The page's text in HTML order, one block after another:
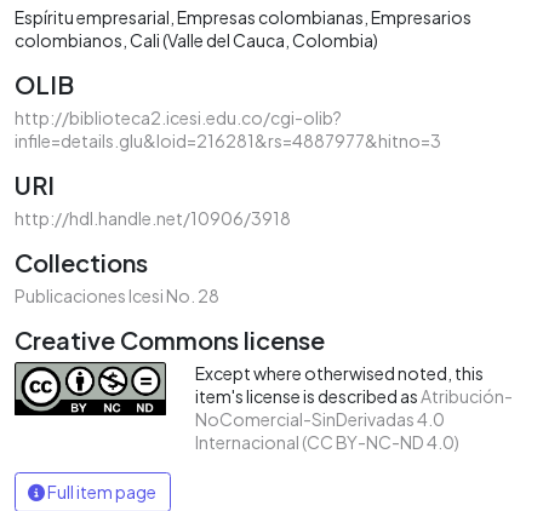
Espíritu empresarial Empresas colombianas Empresarios
colombianos Cali (Valle del Cauca, Colombia)
OLIB
http://biblioteca2.icesi.edu.co/cgi-olib?
infile=details.glu&loid=216281&rs=4887977&hitno=3
URI
http://hdl.handle.net/10906/3918
Collections
Publicaciones Icesi No. 28
Creative Commons license
Except where otherwised noted, this
item's license is described asAtribución-
NoComercial-SinDerivadas 4.0
Internacional (CC BY-NC-ND 4.0)
Full item page